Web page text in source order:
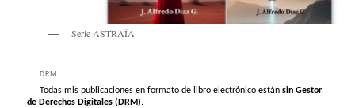
Serie ASTRAÍA
DRM
Todas mis publicaciones en formato de libro electrónico estánsin Gestor
de Derechos Digitales (DRM).